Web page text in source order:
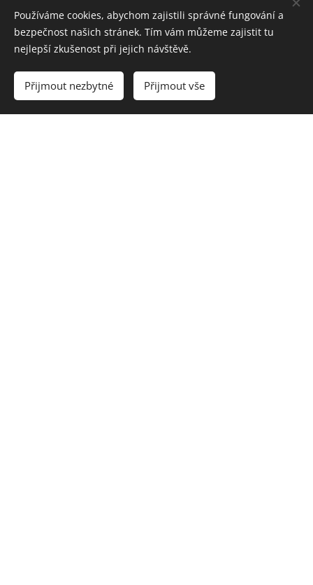
Používáme cookies, abychom zajistili správné fungování a
bezpečnost našich stránek. Tím vám můžeme zajistit tu
nejlepší zkušenost při jejich návštěvě.
Přijmout nezbytné Přijmout vše